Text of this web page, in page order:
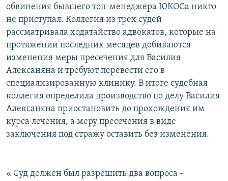
обвинения бывшего топ-менеджера ЮКОСа никто
не приступал. Коллегия из трех судей
рассматривала ходатайство адвокатов, которые на
протяжении последних месяцев добиваются
изменения меры пресечения для Василия
Алексаняна и требуют перевести его в
специализированную клинику. В итоге судебная
коллегия определила производство по делу Василия
Алексаняна приостановить до прохождения им
курса лечения, а меру пресечения в виде
заключения под стражу оставить без изменения.
« Суд должен был разрешить два вопроса -